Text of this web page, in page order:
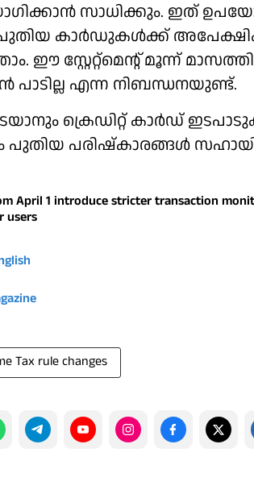
സാധിക്കും. ഇത്
പുതിയ കാര്‍ഡുകള്‍ക്ക്
ഈ സ്റ്റേറ്റ്മെന്റ് മൂന്ന്
പാടില്ല എന്ന നിബന്ധനയുണ്ട്.
തടയാനും ക്രെഡിറ്റ് കാര്‍ഡ്
പുതിയ പരിഷ്‌കാരങ്ങള്‍
April 1 introduce stricter transaction
users
Tax rule changes